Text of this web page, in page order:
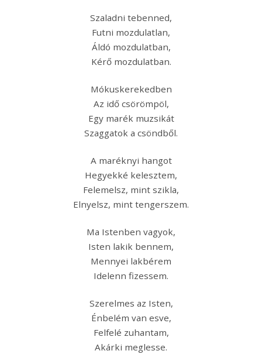
Szaladni tebenned,
Futni mozdulatlan,
Áldó mozdulatban,
Kérő mozdulatban.
Mókuskerekedben
Az idő csörömpöl,
Egy marék muzsikát
Szaggatok a csöndből.
A maréknyi hangot
Hegyekké kelesztem,
Felemelsz, mint szikla,
Elnyelsz, mint tengerszem.
Ma Istenben vagyok,
Isten lakik bennem,
Mennyei lakbérem
Idelenn fizessem.
Szerelmes az Isten,
Énbelém van esve,
Felfelé zuhantam,
Akárki meglesse.